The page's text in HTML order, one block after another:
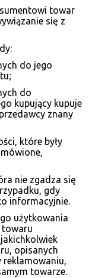
towar
się z
do jego
do
kupujący kupuje
znany
które były
nie zgadza się
gdy
informacyjnie.
użytkowania
towaru
opisanych
reklamowaniu,
towarze.